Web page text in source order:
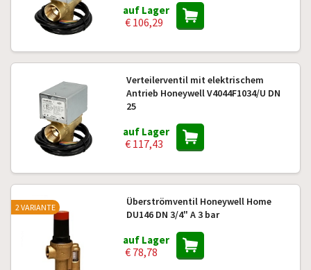
auf Lager
€ 106,29
Verteilerventil mit elektrischem
Antrieb Honeywell V4044F1034/U DN
25
auf Lager
€ 117,43
Überströmventil Honeywell Home
DU146 DN 3/4" A 3 bar
auf Lager
€ 78,78
2 VARIANTE